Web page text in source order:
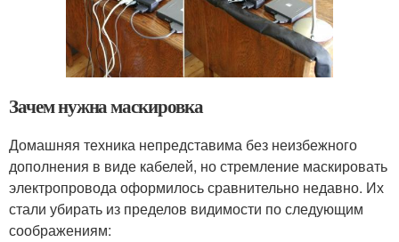
Зачем нужна маскировка
Домашняя техника непредставима без неизбежного
дополнения в виде кабелей, но стремление маскировать
электропровода оформилось сравнительно недавно. Их
стали убирать из пределов видимости по следующим
соображениям: